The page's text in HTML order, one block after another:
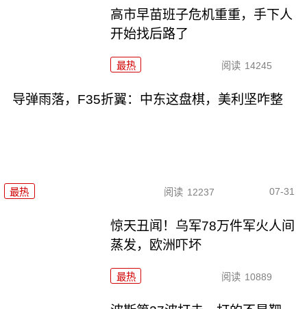
高市早苗班子危机重重，手下人
开始找后路了
最热 阅读 14245
导弹雨落，F35折翼：中东这盘棋，美利坚咋整
最热 阅读 12237 07-31
惊天丑闻！乌军78万件军火人间
蒸发，欧洲吓坏
最热 阅读 10889